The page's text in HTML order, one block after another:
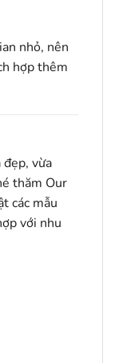
nhỏ, nên
hợp thêm
vừa
thăm Our
các mẫu
với nhu